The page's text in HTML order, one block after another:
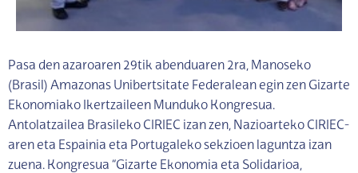
Pasa den azaroaren 29tik abenduaren 2ra, Manoseko
(Brasil) Amazonas Unibertsitate Federalean egin zen Gizarte
Ekonomiako Ikertzaileen Munduko Kongresua.
Antolatzailea Brasileko CIRIEC izan zen, Nazioarteko CIRIEC-
aren eta Espainia eta Portugaleko sekzioen laguntza izan
zuena. Kongresua “Gizarte Ekonomia eta Solidarioa,